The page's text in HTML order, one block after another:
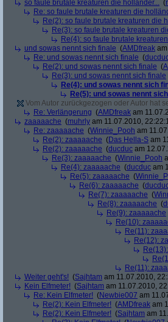
so faule brutale kreaturen die holländer... (
Re: so faule brutale kreaturen die
Re(2): so faule brutale kreaturen die
Re(3): so faule brutale kreaturen
Re(4): so faule brutale
und sowas nennt sich finale (AMDfreak
Re: und sowas nennt sich finale (
Re(2): und sowas nennt sich finale (
Re(3): und sowas nennt sich finale
Re(4): und sowas nennt sich
Re(5): und sowas nennt
Vom Autor zurückgezogen oder Autor hat
Re: Verlängerung (AMDfreak am
zaaaaache (muhrly am 11.07.2010,
Re: zaaaaache (Winnie_Pooh am
Re(2): zaaaaache (Das Hella-S am
Re(2): zaaaaache (ducduc am
Re(3): zaaaaache (Winnie_Pooh
Re(4): zaaaaache (ducduc am
Re(5): zaaaaache (
Re(6): zaaaaache (
Re(7): zaaaaache (
Re(8): zaaaaache (
Re(9): zaaaaache
Re(10):
Re(11):
Re(12):
Re(11):
Weiter geht's! (Sajhtam am 11.07.2010,
Kein Elfmeter! (Sajhtam am 11.07.2010,
Re: Kein Elfmeter! (Newbie007 am
Re(2): Kein Elfmeter! (AMDfreak am
Re(2): Kein Elfmeter! (Sajhtam am